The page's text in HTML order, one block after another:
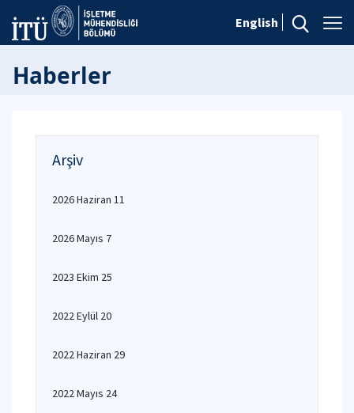
English
Haberler
Arşiv
2026 Haziran 11
2026 Mayıs 7
2023 Ekim 25
2022 Eylül 20
2022 Haziran 29
2022 Mayıs 24